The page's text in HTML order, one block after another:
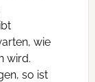
wie
wird.
so ist